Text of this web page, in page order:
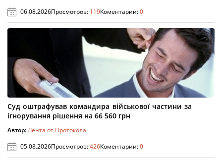
06.08.2026Просмотров: 119Коментарии:0
Суд оштрафував командира військової частини за
ігнорування рішення на 66 560 грн
Автор:Лента от Протокола
05.08.2026Просмотров:426Коментарии:0